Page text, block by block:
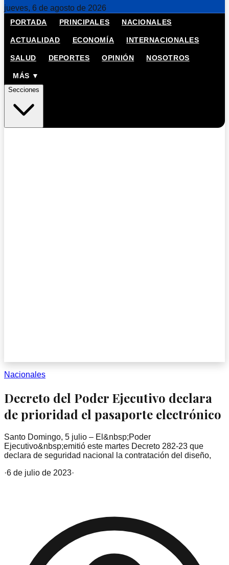
jueves, 6 de agosto de 2026
PORTADA PRINCIPALES NACIONALES
ACTUALIDAD ECONOMÍA INTERNACIONALES
SALUD DEPORTES OPINIÓN NOSOTROS
MÁS ▼
Secciones
Nacionales
Decreto del Poder Ejecutivo declara
de prioridad el pasaporte electrónico
Santo Domingo, 5 julio – El&nbsp;Poder
Ejecutivo&nbsp;emitió este martes Decreto 282-23 que
declara de seguridad nacional la contratación del diseño,
·6 de julio de 2023·